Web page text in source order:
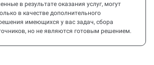
в результате оказания услуг, могут
в качестве дополнительного
имеющихся у вас задач, сбора
но не являются готовым решением.